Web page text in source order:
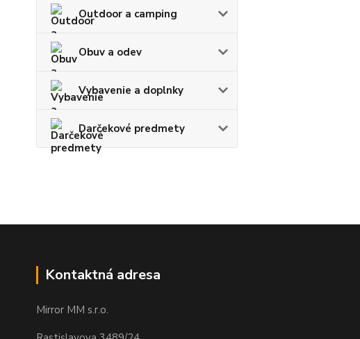
Outdoor a camping
Obuv a odev
Vybavenie a doplnky
Darčekové predmety
Kontaktná adresa
Mirror MM s.r.o.